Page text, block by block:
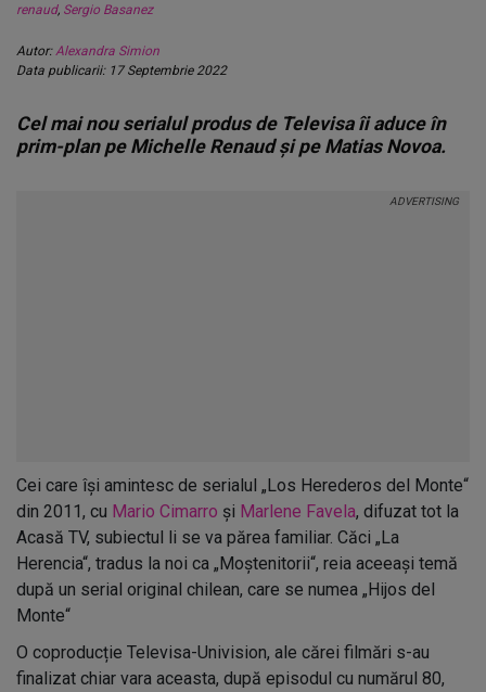
renaud, Sergio Basanez
Autor: Alexandra Simion
Data publicarii: 17 Septembrie 2022
Cel mai nou serialul produs de Televisa îi aduce în
prim-plan pe Michelle Renaud și pe Matias Novoa.
Cei care își amintesc de serialul „Los Herederos del Monte“
din 2011, cu Mario Cimarro și Marlene Favela, difuzat tot la
Acasă TV, subiectul li se va părea familiar. Căci „La
Herencia“, tradus la noi ca „Moștenitorii“, reia aceeași temă
după un serial original chilean, care se numea „Hijos del
Monte“
O coproducție Televisa-Univision, ale cărei filmări s-au
finalizat chiar vara aceasta, după episodul cu numărul 80,